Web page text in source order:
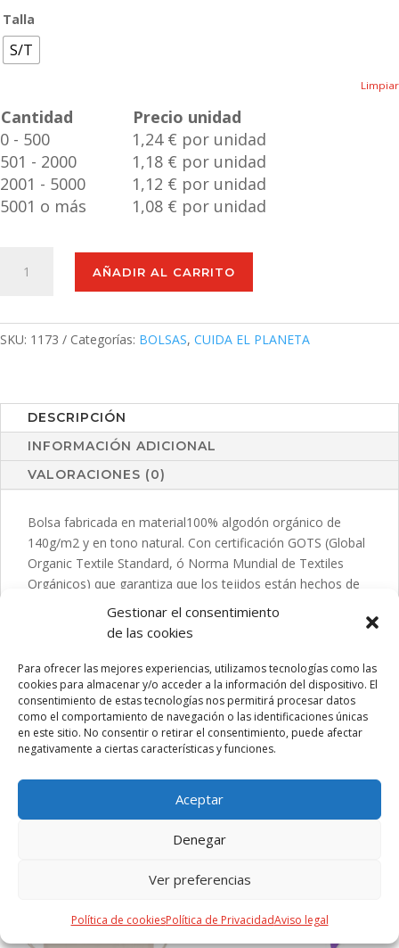
Gestionar el consentimiento
de las cookies
Para ofrecer las mejores experiencias, utilizamos tecnologías como las
cookies para almacenar y/o acceder a la información del dispositivo. El
consentimiento de estas tecnologías nos permitirá procesar datos
como el comportamiento de navegación o las identificaciones únicas
en este sitio. No consentir o retirar el consentimiento, puede afectar
negativamente a ciertas características y funciones.
Aceptar
Denegar
Ver preferencias
Política de cookiesPolítica de PrivacidadAviso legal
Talla
S/T
Limpiar
Cantidad
Precio unidad
0 - 500
1,24 € por unidad
501 - 2000
1,18 € por unidad
2001 - 5000
1,12 € por unidad
5001 o más
1,08 € por unidad
Rumel
AÑADIR AL CARRITO
SKU: 1173 Categorías: BOLSAS, CUIDA EL PLANETA
DESCRIPCIÓN
INFORMACIÓN ADICIONAL
VALORACIONES (0)
Bolsa fabricada en material100% algodón orgánico de
140g/m2 y en tono natural. Con certificación GOTS (Global
Organic Textile Standard, ó Norma Mundial de Textiles
Orgánicos) que garantiza que los tejidos están hechos de
fibras orgánicas. De acabado cosido, con asas medianas
reforzadas de 70 cm. Resistencia hasta 8kg, incluida
cartón reciclado.
PRODUCTOS RELACIONADOS